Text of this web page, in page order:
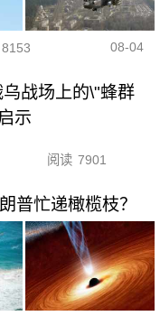
8153 08-04
战场上的\"蜂群
示
阅读 7901
普忙递橄榄枝？